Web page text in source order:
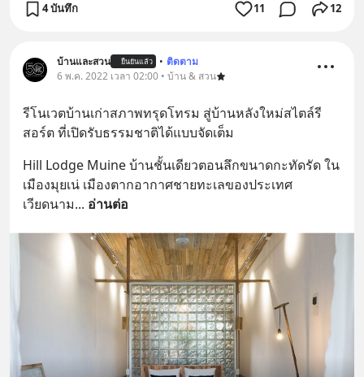
4 บันทึก 11 12
บ้านและสวน ยืนยันแล้ว • ติดตาม
6 พ.ค. 2022 เวลา 02:00 • บ้าน & สวน
รีโนเวตบ้านเก่าสภาพทรุดโทรม สู่บ้านหลังใหม่สไตล์รี
สอร์ต ที่เปิดรับธรรมชาติได้แบบจัดเต็ม
Hill Lodge Muine บ้านชั้นเดียวตอนลึกขนาดกะทัดรัด ใน
เมืองมุยเน่ เมืองตากอากาศชายทะเลของประเทศ
เวียดนาม... อ่านต่อ